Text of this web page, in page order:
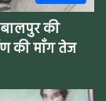
की
की माँग तेज